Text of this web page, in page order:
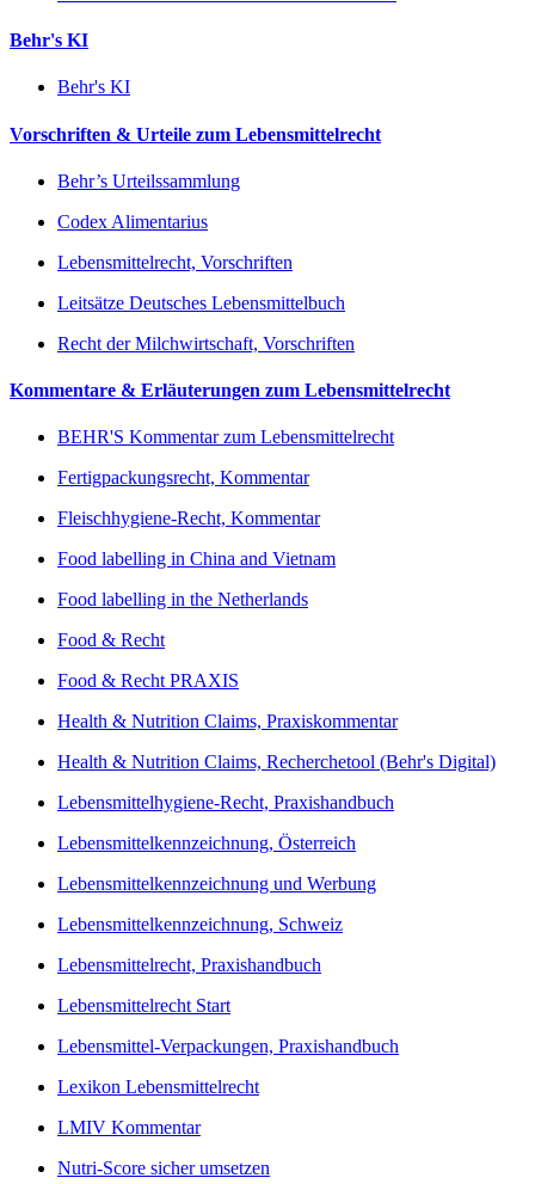
Behr's KI
Behr's KI
Vorschriften & Urteile zum Lebensmittelrecht
Behr’s Urteilssammlung
Codex Alimentarius
Lebensmittelrecht, Vorschriften
Leitsätze Deutsches Lebensmittelbuch
Recht der Milchwirtschaft, Vorschriften
Kommentare & Erläuterungen zum Lebensmittelrecht
BEHR'S Kommentar zum Lebensmittelrecht
Fertigpackungsrecht, Kommentar
Fleischhygiene-Recht, Kommentar
Food labelling in China and Vietnam
Food labelling in the Netherlands
Food & Recht
Food & Recht PRAXIS
Health & Nutrition Claims, Praxiskommentar
Health & Nutrition Claims, Recherchetool (Behr's Digital)
Lebensmittelhygiene-Recht, Praxishandbuch
Lebensmittelkennzeichnung, Österreich
Lebensmittelkennzeichnung und Werbung
Lebensmittelkennzeichnung, Schweiz
Lebensmittelrecht, Praxishandbuch
Lebensmittelrecht Start
Lebensmittel-Verpackungen, Praxishandbuch
Lexikon Lebensmittelrecht
LMIV Kommentar
Nutri-Score sicher umsetzen